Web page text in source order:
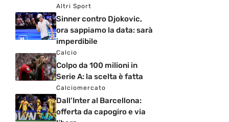
Altri Sport
Sinner contro Djokovic,
ora sappiamo la data: sarà
imperdibile
Calcio
Colpo da 100 milioni in
Serie A: la scelta è fatta
Calciomercato
Dall’Inter al Barcellona:
offerta da capogiro e via